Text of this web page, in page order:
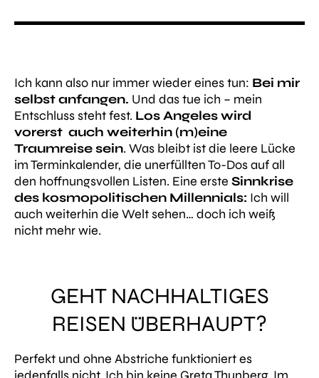
Ich kann also nur immer wieder eines tun: Bei mir
selbst anfangen. Und das tue ich – mein
Entschluss steht fest. Los Angeles wird
vorerst auch weiterhin (m)eine
Traumreise sein. Was bleibt ist die leere Lücke
im Terminkalender, die unerfüllten To-Dos auf all
den hoffnungsvollen Listen. Eine erste Sinnkrise
des kosmopolitischen Millennials: Ich will
auch weiterhin die Welt sehen… doch ich weiß
nicht mehr wie.
GEHT NACHHALTIGES
REISEN ÜBERHAUPT?
Perfekt und ohne Abstriche funktioniert es